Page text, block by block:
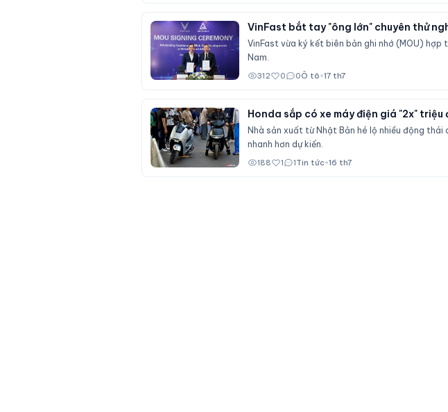
VinFast bắt tay "ông lớn" chuyên thử
VinFast vừa ký kết biên bản ghi nhớ (MOU)
Nam.
312 0 0Ô tô•17 th7
Honda sắp có xe máy điện giá "2x" triệu
Nhà sản xuất từ Nhật Bản hé lộ nhiều động
nhanh hơn dự kiến.
188 1 1Tin tức•16 th7